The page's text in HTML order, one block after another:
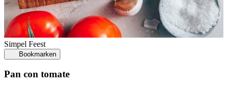
Simpel Feest
Bookmarken
Pan con tomate